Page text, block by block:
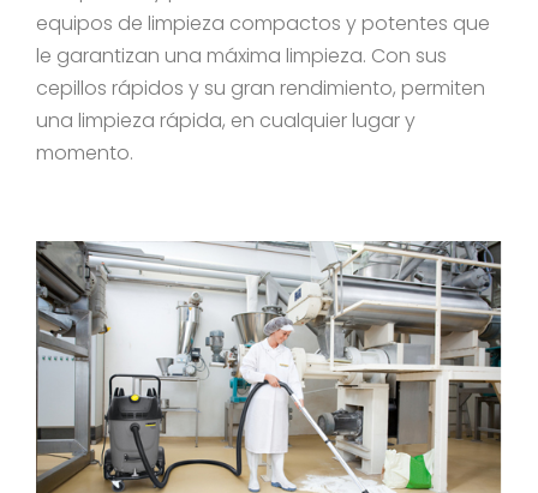
equipos de limpieza compactos y potentes que
le garantizan una máxima limpieza. Con sus
cepillos rápidos y su gran rendimiento, permiten
una limpieza rápida, en cualquier lugar y
momento.